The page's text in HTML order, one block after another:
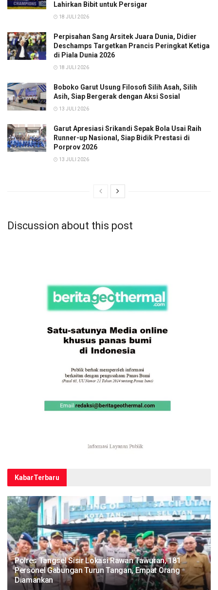
Lahirkan Bibit untuk Persigar
18 JULI 2026
Perpisahan Sang Arsitek Juara Dunia, Didier
Deschamps Targetkan Prancis Peringkat Ketiga
di Piala Dunia 2026
18 JULI 2026
Boboko Garut Usung Filosofi Silih Asah, Silih
Asih, Siap Bergerak dengan Aksi Sosial
13 JULI 2026
Garut Apresiasi Srikandi Sepak Bola Usai Raih
Runner-up Nasional, Siap Bidik Prestasi di
Porprov 2026
13 JULI 2026
Discussion about this post
KabarTerbaru
Polres Tangsel Sisir Lokasi Rawan Tawuran, 181
Personel Gabungan Turun Tangan, Empat Orang
Diamankan